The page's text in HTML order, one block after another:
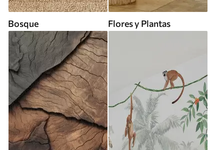
Bosque Flores y Plantas